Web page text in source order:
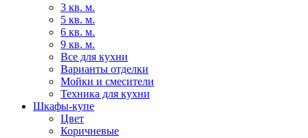
3 кв. м.
5 кв. м.
6 кв. м.
9 кв. м.
Все для кухни
Варианты отделки
Мойки и смесители
Техника для кухни
Шкафы-купе
Цвет
Коричневые